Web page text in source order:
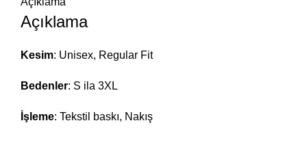
Açıklama
Kesim: Unisex, Regular Fit
Bedenler: S ila 3XL
İşleme: Tekstil baskı, Nakış